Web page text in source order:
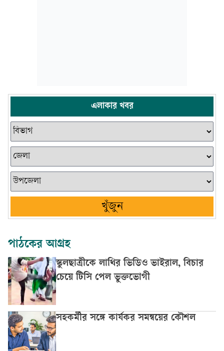
এলাকার খবর
খুঁজুন
পাঠকের আগ্রহ
স্কুলছাত্রীকে লাথির ভিডিও ভাইরাল, বিচার
চেয়ে টিসি পেল ভুক্তভোগী
সহকর্মীর সঙ্গে কার্যকর সমন্বয়ের কৌশল